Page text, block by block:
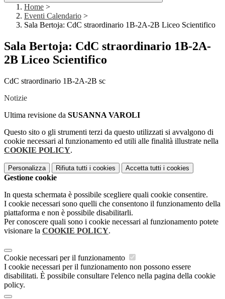
Home >
Eventi Calendario >
Sala Bertoja: CdC straordinario 1B-2A-2B Liceo Scientifico
Sala Bertoja: CdC straordinario 1B-2A-
2B Liceo Scientifico
CdC straordinario 1B-2A-2B sc
Notizie
Ultima revisione da SUSANNA VAROLI
Questo sito o gli strumenti terzi da questo utilizzati si avvalgono di
cookie necessari al funzionamento ed utili alle finalità illustrate nella
COOKIE POLICY.
Personalizza Rifiuta tutti i cookies Accetta tutti i cookies
Gestione cookie
In questa schermata è possibile scegliere quali cookie consentire.
I cookie necessari sono quelli che consentono il funzionamento della
piattaforma e non è possibile disabilitarli.
Per conoscere quali sono i cookie necessari al funzionamento potete
visionare la COOKIE POLICY.
Cookie necessari per il funzionamento
I cookie necessari per il funzionamento non possono essere
disabilitati. È possibile consultare l'elenco nella pagina della cookie
policy.